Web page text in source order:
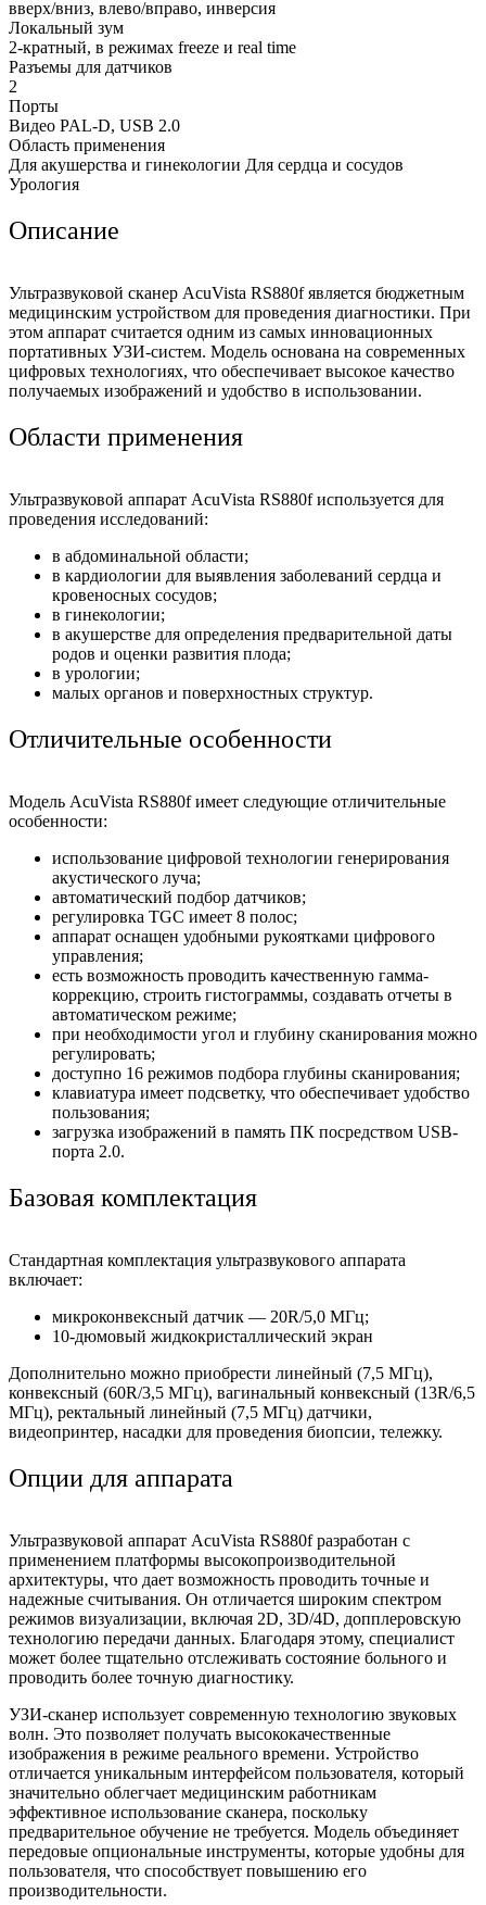
вверх/вниз, влево/вправо, инверсия
Локальный зум
2-кратный, в режимах freeze и real time
Разъемы для датчиков
2
Порты
Видео PAL-D, USB 2.0
Область применения
Для акушерства и гинекологии Для сердца и сосудов
Урология
Описание
Ультразвуковой сканер AcuVista RS880f является бюджетным
медицинским устройством для проведения диагностики. При
этом аппарат считается одним из самых инновационных
портативных УЗИ-систем. Модель основана на современных
цифровых технологиях, что обеспечивает высокое качество
получаемых изображений и удобство в использовании.
Области применения
Ультразвуковой аппарат AcuVista RS880f используется для
проведения исследований:
в абдоминальной области;
в кардиологии для выявления заболеваний сердца и
кровеносных сосудов;
в гинекологии;
в акушерстве для определения предварительной даты
родов и оценки развития плода;
в урологии;
малых органов и поверхностных структур.
Отличительные особенности
Модель AcuVista RS880f имеет следующие отличительные
особенности:
использование цифровой технологии генерирования
акустического луча;
автоматический подбор датчиков;
регулировка TGC имеет 8 полос;
аппарат оснащен удобными рукоятками цифрового
управления;
есть возможность проводить качественную гамма-
коррекцию, строить гистограммы, создавать отчеты в
автоматическом режиме;
при необходимости угол и глубину сканирования можно
регулировать;
доступно 16 режимов подбора глубины сканирования;
клавиатура имеет подсветку, что обеспечивает удобство
пользования;
загрузка изображений в память ПК посредством USB-
порта 2.0.
Базовая комплектация
Стандартная комплектация ультразвукового аппарата
включает:
микроконвексный датчик — 20R/5,0 МГц;
10-дюмовый жидкокристаллический экран
Дополнительно можно приобрести линейный (7,5 МГц),
конвексный (60R/3,5 МГц), вагинальный конвексный (13R/6,5
МГц), ректальный линейный (7,5 МГц) датчики,
видеопринтер, насадки для проведения биопсии, тележку.
Опции для аппарата
Ультразвуковой аппарат AcuVista RS880f разработан с
применением платформы высокопроизводительной
архитектуры, что дает возможность проводить точные и
надежные считывания. Он отличается широким спектром
режимов визуализации, включая 2D, 3D/4D, допплеровскую
технологию передачи данных. Благодаря этому, специалист
может более тщательно отслеживать состояние больного и
проводить более точную диагностику.
УЗИ-сканер использует современную технологию звуковых
волн. Это позволяет получать высококачественные
изображения в режиме реального времени. Устройство
отличается уникальным интерфейсом пользователя, который
значительно облегчает медицинским работникам
эффективное использование сканера, поскольку
предварительное обучение не требуется. Модель объединяет
передовые опциональные инструменты, которые удобны для
пользователя, что способствует повышению его
производительности.